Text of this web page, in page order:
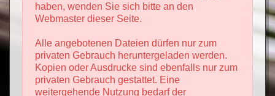
haben, wenden Sie sich bitte an den
Webmaster dieser Seite.
Alle angebotenen Dateien dürfen nur zum
privaten Gebrauch heruntergeladen werden.
Kopien oder Ausdrucke sind ebenfalls nur zum
privaten Gebrauch gestattet. Eine
weitergehende Nutzung bedarf der